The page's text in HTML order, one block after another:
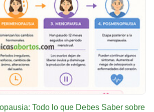
Todo lo que Debes Saber sobre